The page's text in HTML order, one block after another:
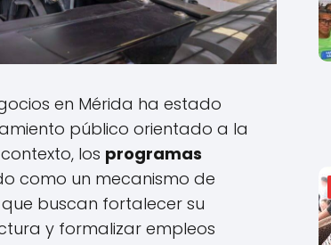
en Mérida ha estado
público orientado a la
los programas
como un mecanismo de
buscan fortalecer su
y formalizar empleos